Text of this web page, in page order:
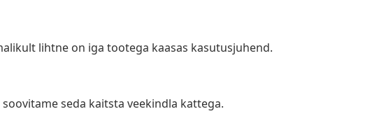
lihtne on iga tootega kaasas kasutusjuhend.
seda kaitsta veekindla kattega.